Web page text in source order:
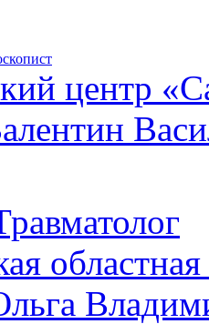
центр